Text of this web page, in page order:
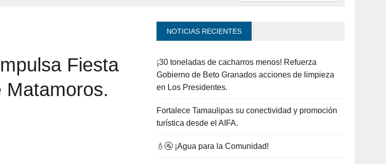
MESA DE TRABAJO CON PRESIDENTES
DEL GOLFO DE MÉXICO.
Fiesta
Matamoros.
NOTICIAS RECIENTES
¡30 toneladas de cacharros menos! Refuerza
Gobierno de Beto Granados acciones de limpieza
en Los Presidentes.
Fortalece Tamaulipas su conectividad y promoción
turística desde el AIFA.
💧🚰 ¡Agua para la Comunidad!